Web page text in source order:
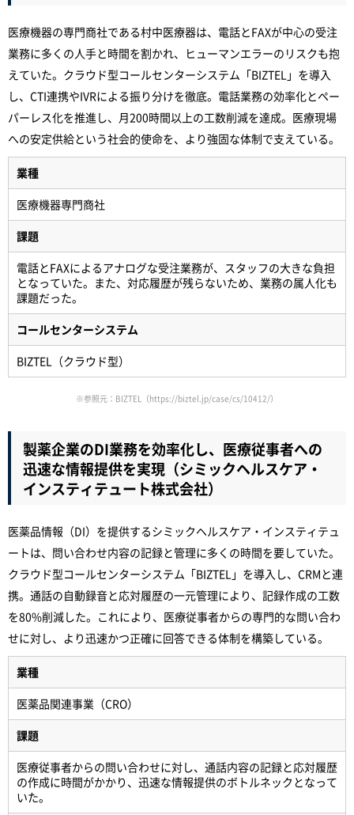
医療機器の専門商社である村中医療器は、電話とFAXが中心の受注
業務に多くの人手と時間を割かれ、ヒューマンエラーのリスクも抱
えていた。クラウド型コールセンターシステム「BIZTEL」を導入
し、CTI連携やIVRによる振り分けを徹底。電話業務の効率化とペー
パーレス化を推進し、月200時間以上の工数削減を達成。医療現場
への安定供給という社会的使命を、より強固な体制で支えている。
業種
医療機器専門商社
課題
電話とFAXによるアナログな受注業務が、スタッフの大きな負担
となっていた。また、対応履歴が残らないため、業務の属人化も
課題だった。
コールセンターシステム
BIZTEL（クラウド型）
※参照元：BIZTEL（https://biztel.jp/case/cs/10412/）
製薬企業のDI業務を効率化し、医療従事者への
迅速な情報提供を実現（シミックヘルスケア・
インスティテュート株式会社）
医薬品情報（DI）を提供するシミックヘルスケア・インスティテュ
ートは、問い合わせ内容の記録と管理に多くの時間を要していた。
クラウド型コールセンターシステム「BIZTEL」を導入し、CRMと連
携。通話の自動録音と応対履歴の一元管理により、記録作成の工数
を80%削減した。これにより、医療従事者からの専門的な問い合わ
せに対し、より迅速かつ正確に回答できる体制を構築している。
業種
医薬品関連事業（CRO）
課題
医療従事者からの問い合わせに対し、通話内容の記録と応対履歴
の作成に時間がかかり、迅速な情報提供のボトルネックとなって
いた。